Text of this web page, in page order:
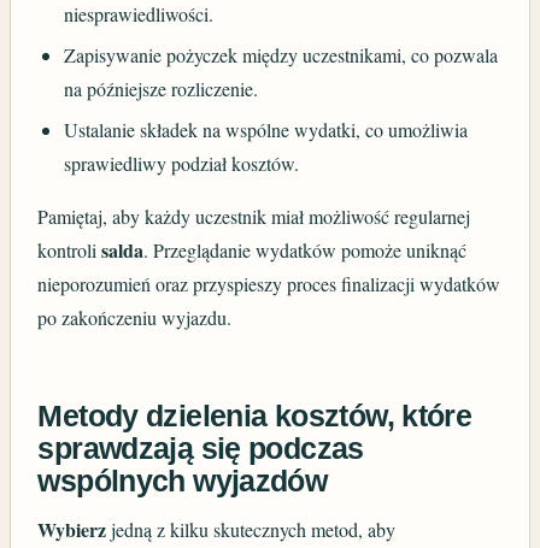
niesprawiedliwości.
Zapisywanie pożyczek między uczestnikami, co pozwala
na późniejsze rozliczenie.
Ustalanie składek na wspólne wydatki, co umożliwia
sprawiedliwy podział kosztów.
Pamiętaj, aby każdy uczestnik miał możliwość regularnej
kontrolisalda. Przeglądanie wydatków pomoże uniknąć
nieporozumień oraz przyspieszy proces finalizacji wydatków
po zakończeniu wyjazdu.
Metody dzielenia kosztów, które
sprawdzają się podczas
wspólnych wyjazdów
Wybierzjedną z kilku skutecznych metod, aby